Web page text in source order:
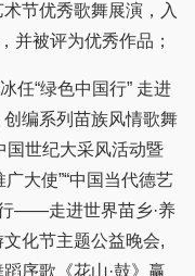
节优秀歌舞展演，入
并被评为优秀作品；
“绿色中国行” 走进
编系列苗族风情歌舞
国世纪大采风活动暨
大使”“中国当代德艺
——走进世界苗乡·养
化节主题公益晚会,
序歌《花山·鼓》赢